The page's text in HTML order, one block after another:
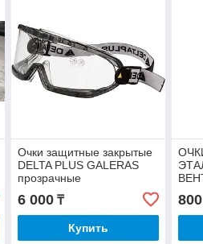
Очки защитные закрытые
DELTA PLUS GALERAS
прозрачные
6 000₸
Купить
800